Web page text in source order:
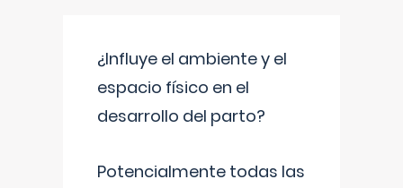
¿Influye el ambiente y el
espacio físico en el
desarrollo del parto?
Potencialmente todas las